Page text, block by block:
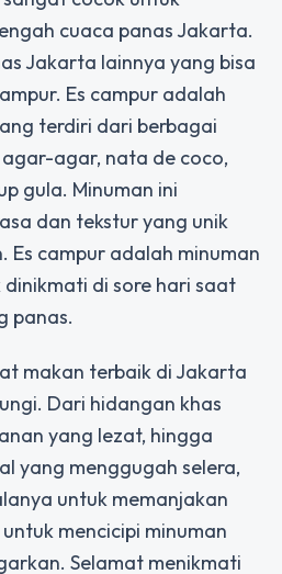
cuaca panas Jakarta.
Jakarta lainnya yang bisa
Es campur adalah
terdiri dari berbagai
agar, nata de coco,
gula. Minuman ini
dan tekstur yang unik
Es campur adalah minuman
di sore hari saat
panas.
makan terbaik di Jakarta
Dari hidangan khas
yang lezat, hingga
yang menggugah selera,
untuk memanjakan
mencicipi minuman
Selamat menikmati